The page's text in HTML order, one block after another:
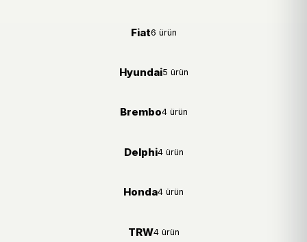
Fiat6 ürün
Hyundai5 ürün
Brembo4 ürün
Delphi4 ürün
Honda4 ürün
TRW4 ürün